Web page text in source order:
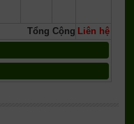
Tổng Cộng Liên hệ